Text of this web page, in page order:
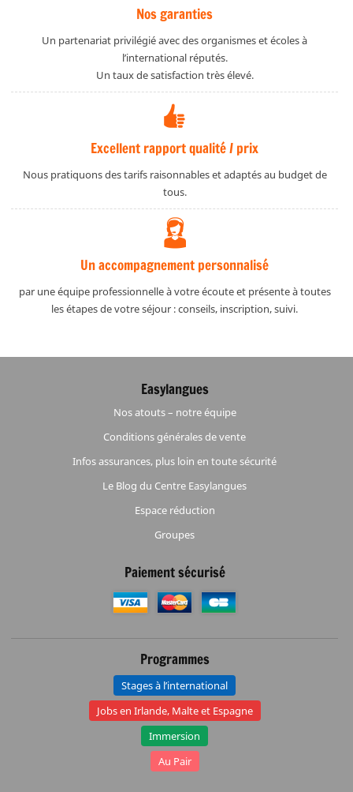
Nos garanties
Un partenariat privilégié avec des organismes et écoles à
l’international réputés.
Un taux de satisfaction très élevé.
Excellent rapport qualité / prix
Nous pratiquons des tarifs raisonnables et adaptés au budget de
tous.
Un accompagnement personnalisé
par une équipe professionnelle à votre écoute et présente à toutes
les étapes de votre séjour : conseils, inscription, suivi.
Easylangues
Nos atouts – notre équipe
Conditions générales de vente
Infos assurances, plus loin en toute sécurité
Le Blog du Centre Easylangues
Espace réduction
Groupes
Paiement sécurisé
Programmes
Stages à l’international
Jobs en Irlande, Malte et Espagne
Immersion
Au Pair